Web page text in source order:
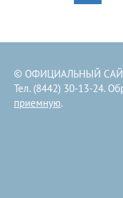
© ОФИЦИАЛЬНЫЙ
Тел. (8442) 30-13-24.
приемную.